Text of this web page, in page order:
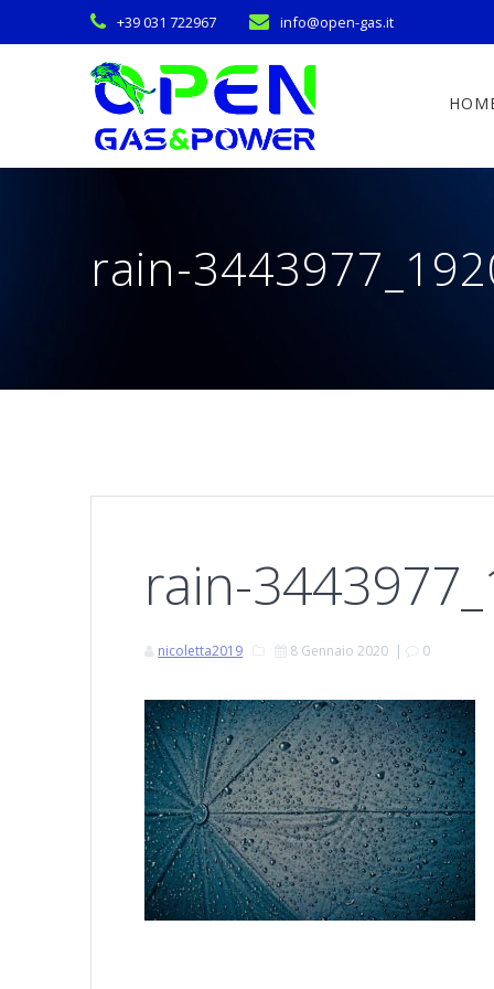
+39 031 722967 info@open-gas.it
rain-
rain-
nicoletta2019 8 Gennaio 2020 | 0